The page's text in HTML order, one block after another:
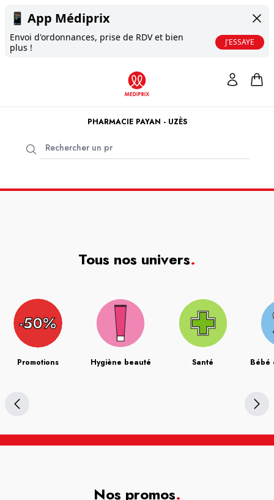
📱 App Médiprix
Envoi d'ordonnances, prise de RDV et bien
plus !
J'ESSAYE
PHARMACIE PAYAN - UZÈS
Tous nos univers.
Promotions Hygiène beauté Santé Bébé
Nos promos.